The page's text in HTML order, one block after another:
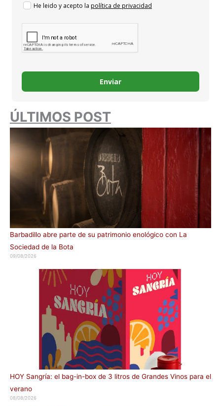
He leido y acepto la política de privacidad
Enviar
ÚLTIMOS POST
Barbadillo abre parte de su patrimonio enológico con La
Sociedad de la Bota
09/08/2026
HOY Sangría: el bag-in-box de 3 litros de Grandes Vinos para el
verano
08/08/2026